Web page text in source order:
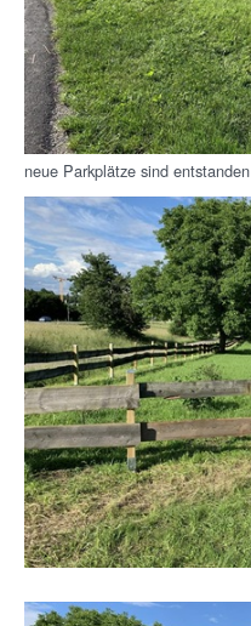
neue Parkplätze sind entstanden